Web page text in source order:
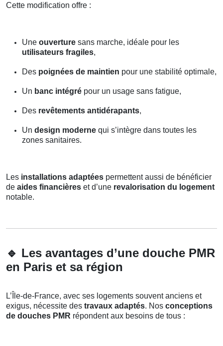
Cette modification offre :
Une ouverture sans marche, idéale pour les
utilisateurs fragiles,
Des poignées de maintien pour une stabilité optimale,
Un banc intégré pour un usage sans fatigue,
Des revêtements antidérapants,
Un design moderne qui s’intègre dans toutes les
zones sanitaires.
Les installations adaptées permettent aussi de bénéficier
de aides financières et d’une revalorisation du logement
notable.
🔹 Les avantages d’une douche PMR
en Paris et sa région
L’Île-de-France, avec ses logements souvent anciens et
exigus, nécessite des travaux adaptés. Nos conceptions
de douches PMR répondent aux besoins de tous :